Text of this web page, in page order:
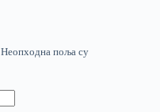
Неопходна поља су